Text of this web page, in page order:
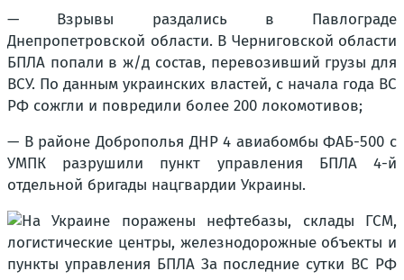
— Взрывы раздались в Павлограде
Днепропетровской области. В Черниговской области
БПЛА попали в ж/д состав, перевозивший грузы для
ВСУ. По данным украинских властей, с начала года ВС
РФ сожгли и повредили более 200 локомотивов;
— В районе Доброполья ДНР 4 авиабомбы ФАБ-500 с
УМПК разрушили пункт управления БПЛА 4-й
отдельной бригады нацгвардии Украины.